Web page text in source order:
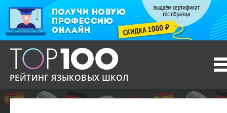
РЕЙТИНГ ЯЗЫКОВЫХ ШКОЛ